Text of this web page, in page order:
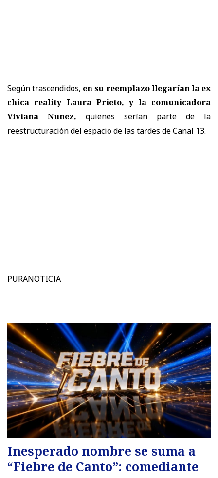
Según trascendidos, en su reemplazo llegarían la ex
chica reality Laura Prieto, y la comunicadora
Viviana Nunez, quienes serían parte de la
reestructuración del espacio de las tardes de Canal 13.
PURANOTICIA
Inesperado nombre se suma a
“Fiebre de Canto”: comediante